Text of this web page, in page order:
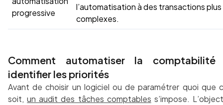
progressive
l’automatisation à des transactions plus
complexes.
Comment automatiser la
identifier les priorités
Avant de choisir un logiciel ou de paramétrer quoi que
soit,un audit des tâches comptables s’impose.